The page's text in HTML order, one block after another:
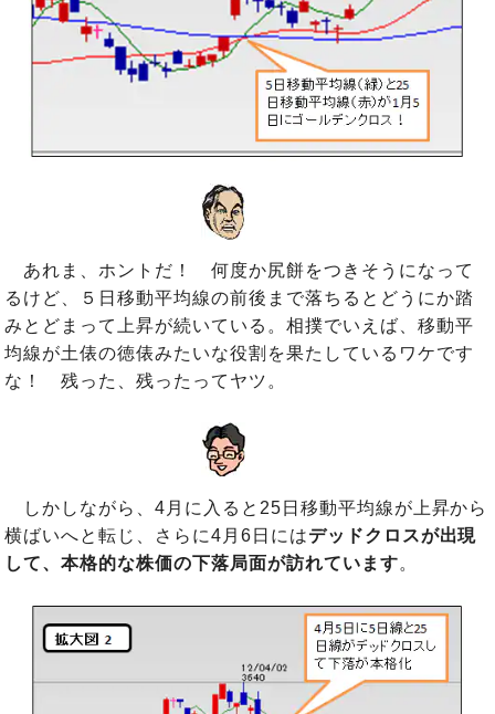
あれま、ホントだ！ 何度か尻餅をつきそうになって
るけど、５日移動平均線の前後まで落ちるとどうにか踏
みとどまって上昇が続いている。相撲でいえば、移動平
均線が土俵の徳俵みたいな役割を果たしているワケです
な！ 残った、残ったってヤツ。
しかしながら、4月に入ると25日移動平均線が上昇から
横ばいへと転じ、さらに4月6日にはデッドクロスが出現
して、本格的な株価の下落局面が訪れています。